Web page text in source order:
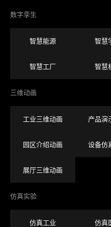
数字孪生
智慧能源 智慧
智慧工厂 智慧
三维动画
工业三维动画 产品演
园区介绍动画 设备仿
展厅三维动画
仿真实验
仿真工业 仿真